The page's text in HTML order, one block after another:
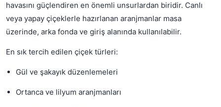
havasını güçlendiren en önemli unsurlardan biridir. Canlı
veya yapay çiçeklerle hazırlanan aranjmanlar masa
üzerinde, arka fonda ve giriş alanında kullanılabilir.
En sık tercih edilen çiçek türleri:
Gül ve şakayık düzenlemeleri
Ortanca ve lilyum aranjmanları